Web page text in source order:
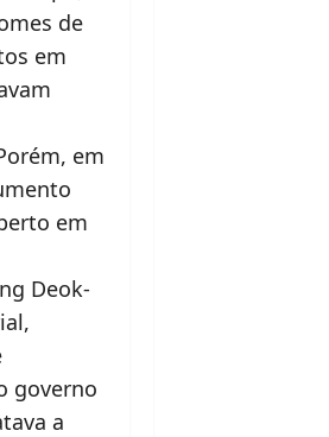
de
em
em
em
Deok-
governo
a